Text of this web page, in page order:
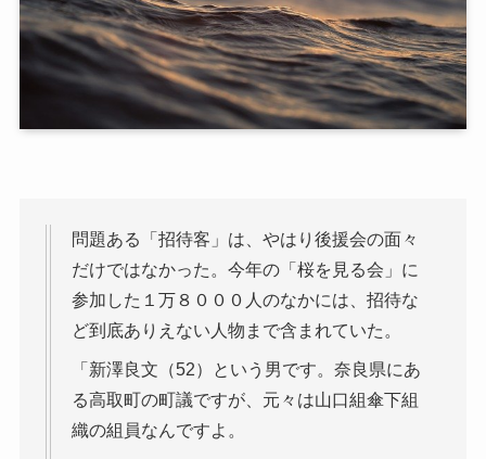
問題ある「招待客」は、やはり後援会の面々
だけではなかった。今年の「桜を見る会」に
参加した１万８０００人のなかには、招待な
ど到底ありえない人物まで含まれていた。
「新澤良文（52）という男です。奈良県にあ
る高取町の町議ですが、元々は山口組傘下組
織の組員なんですよ。